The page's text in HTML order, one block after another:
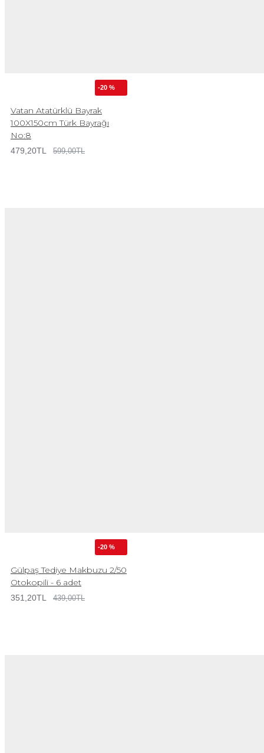
-20 %
Vatan Atatürklü Bayrak
100X150cm Türk Bayrağı
No:8
479,20TL 599,00TL
-20 %
Gülpaş Tediye Makbuzu 2/50
Otokopili - 6 adet
351,20TL 439,00TL